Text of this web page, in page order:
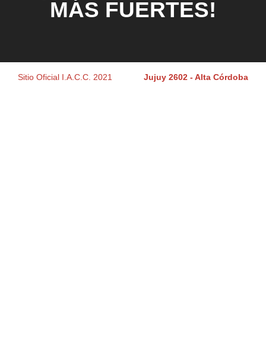
MÁS FUERTES!
Sitio Oficial I.A.C.C. 2021 Jujuy 2602 - Alta Córdoba